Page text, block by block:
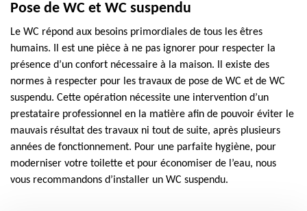
Pose de WC et WC suspendu
Le WC répond aux besoins primordiales de tous les êtres
humains. Il est une pièce à ne pas ignorer pour respecter la
présence d’un confort nécessaire à la maison. Il existe des
normes à respecter pour les travaux de pose de WC et de WC
suspendu. Cette opération nécessite une intervention d’un
prestataire professionnel en la matière afin de pouvoir éviter le
mauvais résultat des travaux ni tout de suite, après plusieurs
années de fonctionnement. Pour une parfaite hygiène, pour
moderniser votre toilette et pour économiser de l’eau, nous
vous recommandons d’installer un WC suspendu.